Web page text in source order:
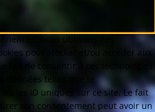
nous utilisons des
pour stocker et/ou accéder aux
fait de consentir à ces technologies
données telles que le
ou les ID uniques sur ce site. Le fait
son consentement peut avoir un